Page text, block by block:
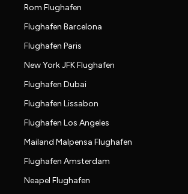
Rom Flughafen
Flughafen Barcelona
Flughafen Paris
New York JFK Flughafen
Flughafen Dubai
Flughafen Lissabon
Flughafen Los Angeles
Mailand Malpensa Flughafen
Flughafen Amsterdam
Neapel Flughafen